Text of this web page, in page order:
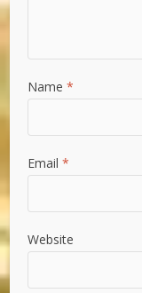
Name *
Email *
Website